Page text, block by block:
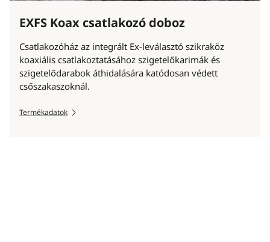
EXFS Koax csatlakozó doboz
Csatlakozóház az integrált Ex-leválasztó szikraköz
koaxiális csatlakoztatásához szigetelőkarimák és
szigetelődarabok áthidalására katódosan védett
csőszakaszoknál.
Termékadatok